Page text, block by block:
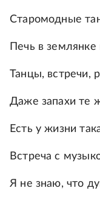
Старомодные
Печь в землянке
Танцы, встречи,
Даже запахи те
Есть у жизни
Встреча с
Я не знаю, что